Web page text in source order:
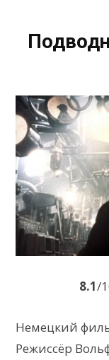
8.1/
Немецкий
Режиссёр